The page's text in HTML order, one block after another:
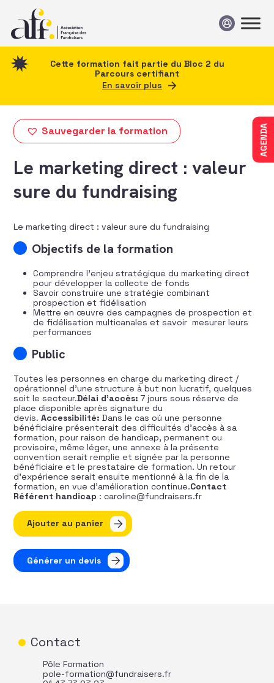
AGENDA
Cette formation fait partie du Bloc 2 du
Parcours certifiant
En savoir plus
Sauvegarder la formation
Le marketing direct : valeur
sure du fundraising
Le marketing direct : valeur sure du fundraising
Objectifs de la formation
Comprendre l’enjeu stratégique du marketing direct
pour développer la collecte de fonds
Savoir construire une stratégie combinant
prospection et fidélisation
Mettre en œuvre des campagnes de prospection et
de fidélisation multicanales et savoir mesurer leurs
performances
Public
Toutes les personnes en charge du marketing direct /
opérationnel d’une structure à but non lucratif, quelques
soit le secteur.Délai d’accès: 7 jours sous réserve de
place disponible après signature du
devis.Accessibilité: Dans le cas où une personne
bénéficiaire présenterait des difficultés d’accès à sa
formation, pour raison de handicap, permanent ou
provisoire, même léger, une annexe à la présente
convention serait remplie et signée par la personne
bénéficiaire et le prestataire de formation. Un retour
d’expérience serait ensuite mentionné à la fin de la
formation, en vue d’amélioration continue.Contact
Référent handicap : caroline@fundraisers.fr
quantité de Le marketing direct : valeur sure du
Ajouter au panier
Générer un devis
Contact
Pôle Formation
pole-formation@fundraisers.fr